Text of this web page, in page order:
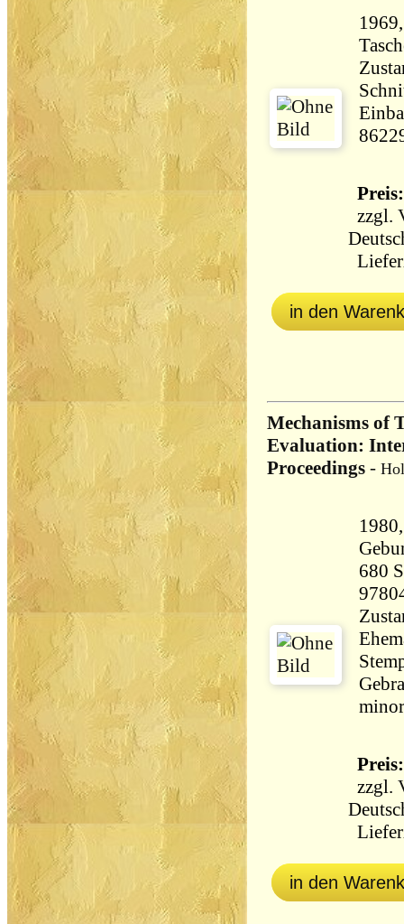
zzgl.
in den
Mechanisms of
Evaluation:
Proceedings -
680 Seiten
zzgl.
in den